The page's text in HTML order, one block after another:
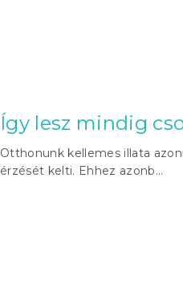
Így lesz mindig
Otthonunk kellemes illata
érzését kelti. Ehhez azonb...